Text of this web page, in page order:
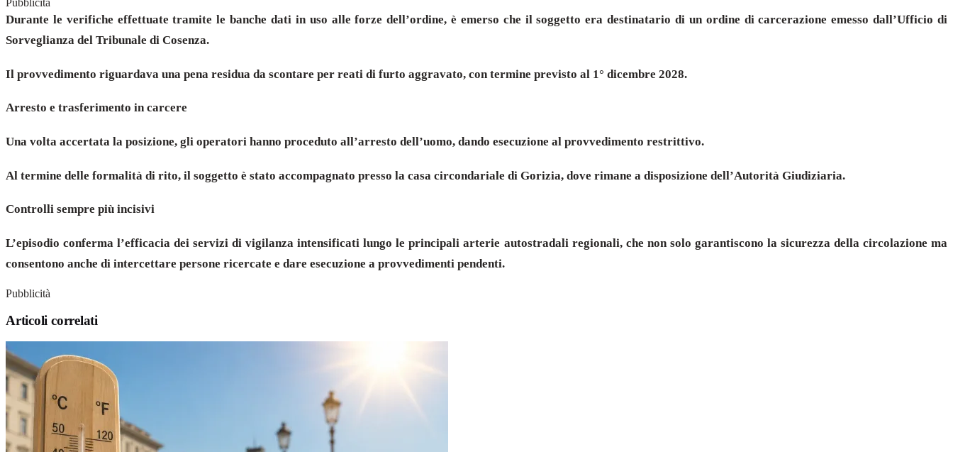
Durante le verifiche effettuate tramite le banche dati in uso alle forze dell’ordine, è emerso che il soggetto era destinatario di un ordine di carcerazione emesso dall’Ufficio di
Sorveglianza del Tribunale di Cosenza.
Il provvedimento riguardava una pena residua da scontare per reati di furto aggravato, con termine previsto al 1° dicembre 2028.
Arresto e trasferimento in carcere
Una volta accertata la posizione, gli operatori hanno proceduto all’arresto dell’uomo, dando esecuzione al provvedimento restrittivo.
Al termine delle formalità di rito, il soggetto è stato accompagnato presso la casa circondariale di Gorizia, dove rimane a disposizione dell’Autorità Giudiziaria.
Controlli sempre più incisivi
L’episodio conferma l’efficacia dei servizi di vigilanza intensificati lungo le principali arterie autostradali regionali, che non solo garantiscono la sicurezza della circolazione ma
consentono anche di intercettare persone ricercate e dare esecuzione a provvedimenti pendenti.
Pubblicità
Articoli correlati